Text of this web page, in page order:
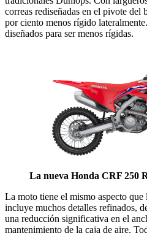
correas rediseñadas en el pivote del
por ciento menos rígido
diseñados para ser menos rígidas.
La nueva Honda CRF 250
La moto tiene el mismo aspecto
incluye muchos detalles refinados,
una reducción significativa en el
mantenimiento de la caja de aire.